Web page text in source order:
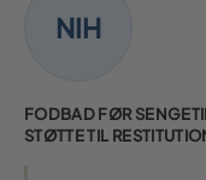
NIH
FODBAD FØR
STØTTE TIL